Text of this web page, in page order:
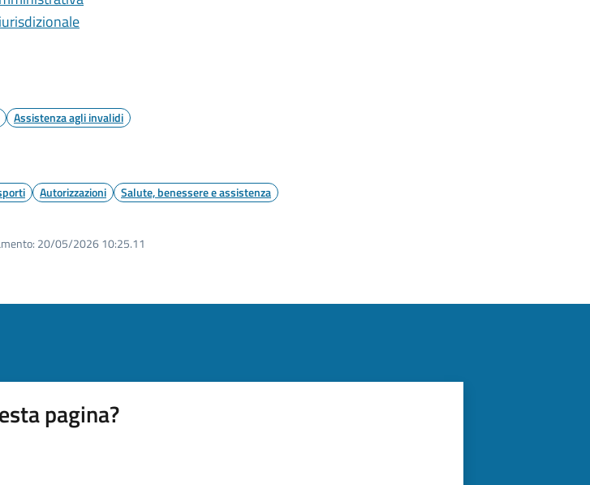
Assistenza agli invalidi
Autorizzazioni Salute, benessere e assistenza
20/05/2026 10:25.11
pagina?